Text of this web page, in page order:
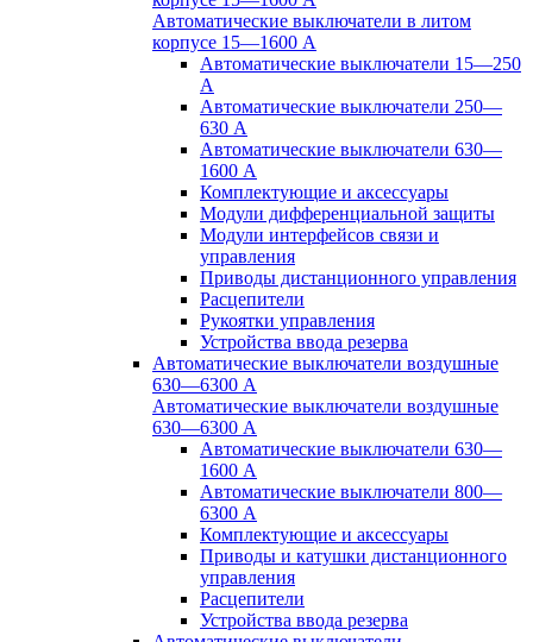
Автоматические выключатели в литом
корпусе 15—1600 А
Автоматические выключатели 15—250
А
Автоматические выключатели 250—
630 А
Автоматические выключатели 630—
1600 А
Комплектующие и аксессуары
Модули дифференциальной защиты
Модули интерфейсов связи и
управления
Приводы дистанционного управления
Расцепители
Рукоятки управления
Устройства ввода резерва
Автоматические выключатели воздушные
630—6300 А
Автоматические выключатели воздушные
630—6300 А
Автоматические выключатели 630—
1600 А
Автоматические выключатели 800—
6300 А
Комплектующие и аксессуары
Приводы и катушки дистанционного
управления
Расцепители
Устройства ввода резерва